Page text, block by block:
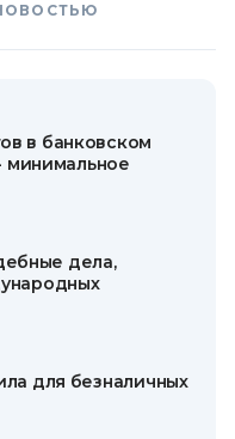
в банковском
минимальное
дела,
для безналичных